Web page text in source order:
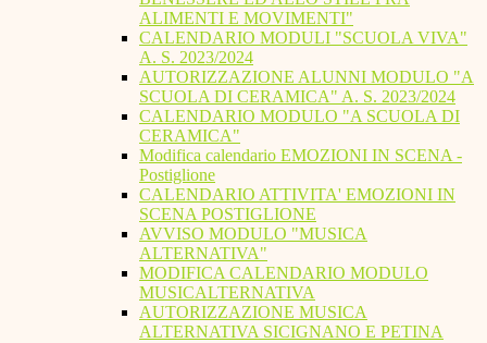
ALIMENTI E MOVIMENTI"
CALENDARIO MODULI "SCUOLA VIVA"
A. S. 2023/2024
AUTORIZZAZIONE ALUNNI MODULO "A
SCUOLA DI CERAMICA" A. S. 2023/2024
CALENDARIO MODULO "A SCUOLA DI
CERAMICA"
Modifica calendario EMOZIONI IN SCENA -
Postiglione
CALENDARIO ATTIVITA' EMOZIONI IN
SCENA POSTIGLIONE
AVVISO MODULO "MUSICA
ALTERNATIVA"
MODIFICA CALENDARIO MODULO
MUSICALTERNATIVA
AUTORIZZAZIONE MUSICA
ALTERNATIVA SICIGNANO E PETINA